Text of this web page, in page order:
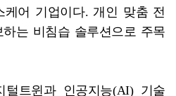
케어 기업이다. 개인 맞춤 전
는 비침습 솔루션으로 주목
털트윈과 인공지능(AI) 기술